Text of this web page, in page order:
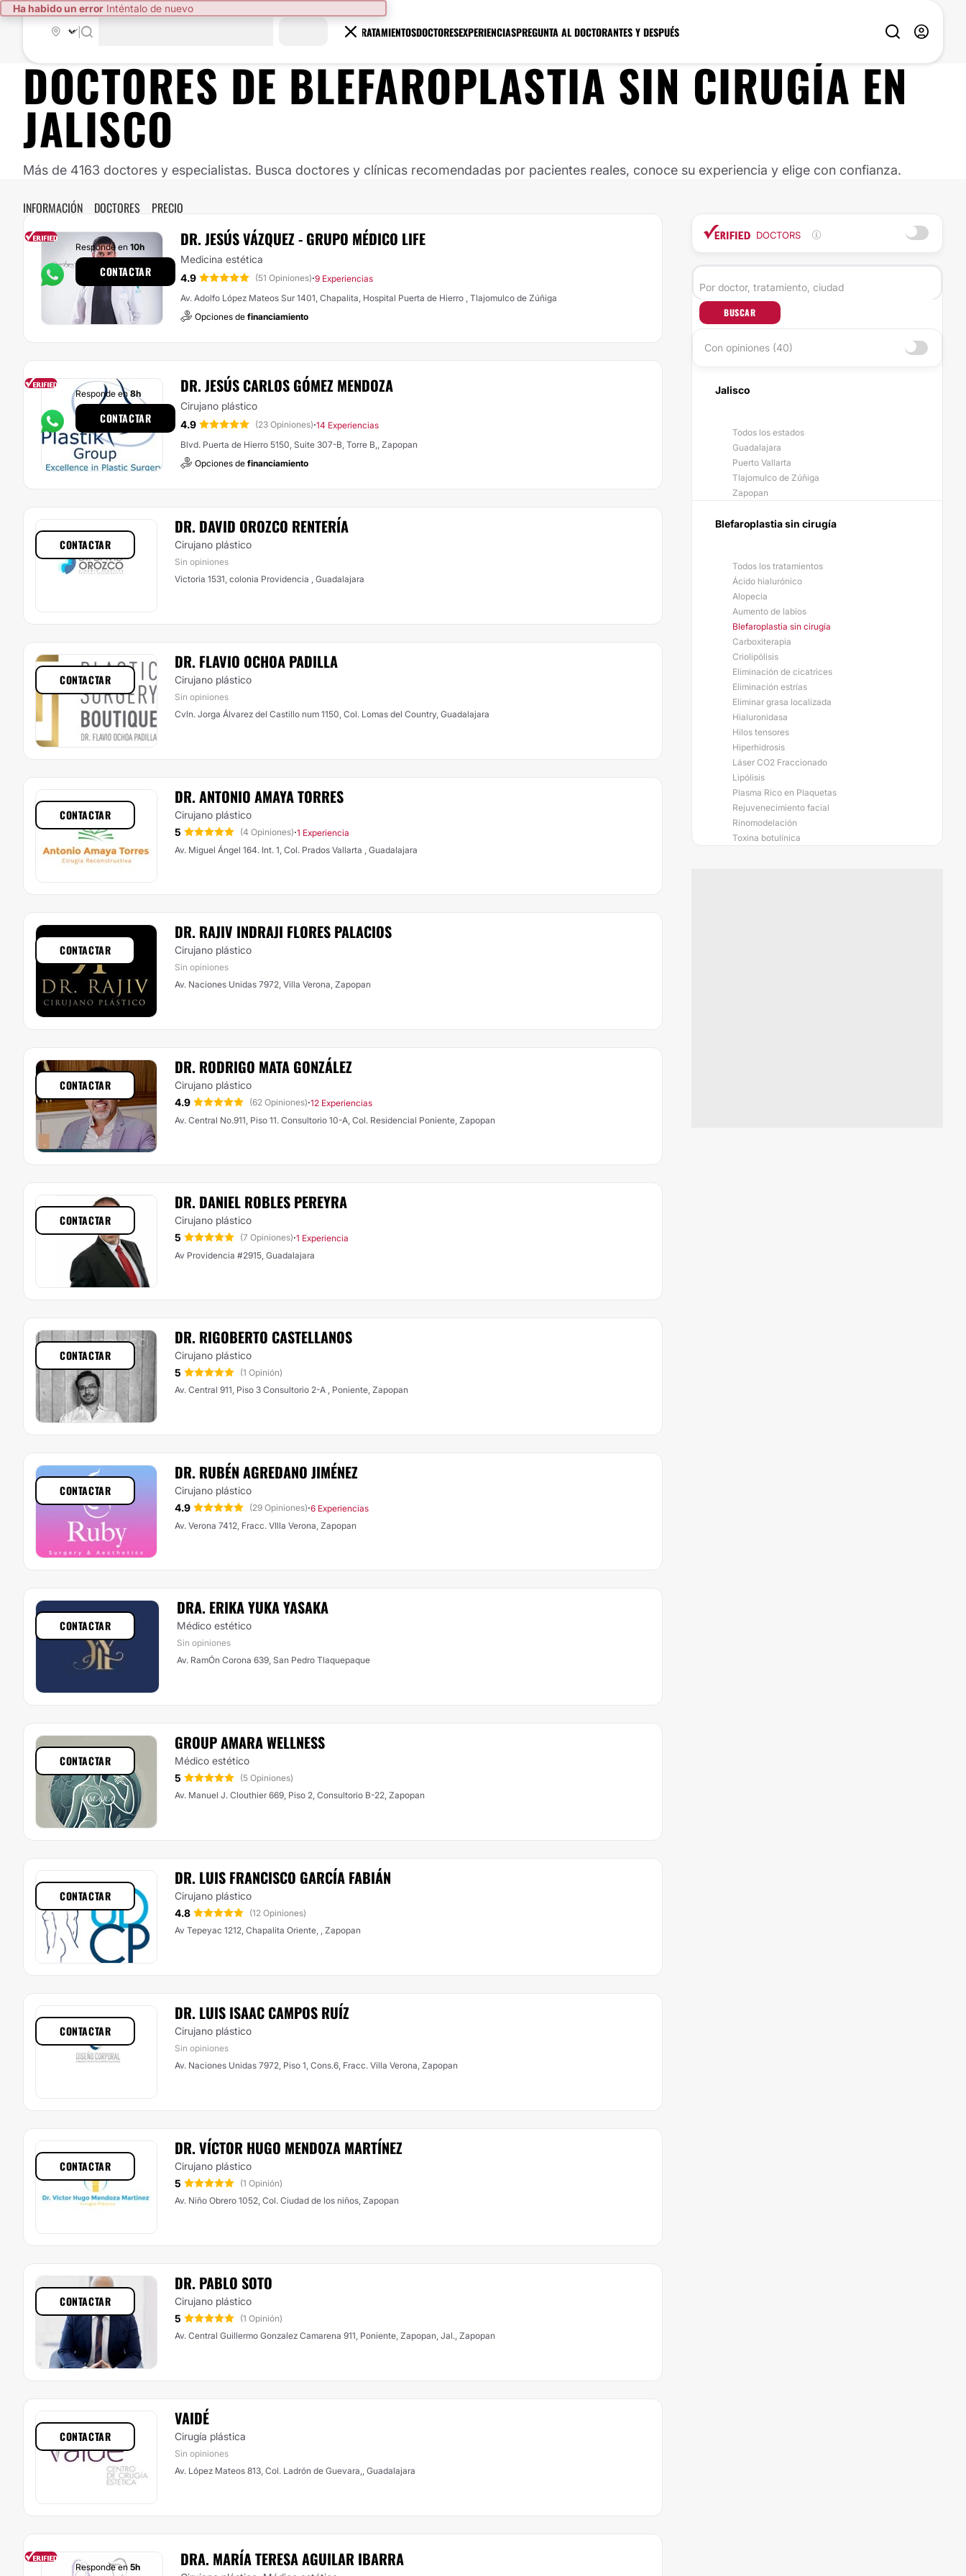
Ha habido un error Inténtalo de nuevo
TRATAMIENTOSDOCTORESEXPERIENCIASPREGUNTA AL DOCTORANTES Y DESPUÉS
DOCTORES DEBLEFAROPLASTIA SIN CIRUGÍAEN
JALISCO
Más de 4163 doctores y especialistas. Busca doctores y clínicas recomendadas por pacientes reales, conoce su experiencia y elige con confianza.
INFORMACIÓN DOCTORES PRECIO
DR. JESÚS VÁZQUEZ - GRUPO MÉDICO LIFE
Medicina estética
4.9
(51 Opiniones)·9 Experiencias
Av. Adolfo López Mateos Sur 1401, Chapalita, Hospital Puerta de Hierro , Tlajomulco de Zúñiga
Opciones de financiamiento
Responde en 10h
CONTACTAR
DR. JESÚS CARLOS GÓMEZ MENDOZA
Cirujano plástico
4.9
(23 Opiniones)·14 Experiencias
Blvd. Puerta de Hierro 5150, Suite 307-B, Torre B,, Zapopan
Opciones de financiamiento
Responde en8h
CONTACTAR
DR. DAVID OROZCO RENTERÍA
Cirujano plástico
Sin opiniones
Victoria 1531, colonia Providencia , Guadalajara
CONTACTAR
DR. FLAVIO OCHOA PADILLA
Cirujano plástico
Sin opiniones
Cvln. Jorga Álvarez del Castillo num 1150, Col. Lomas del Country, Guadalajara
CONTACTAR
DR. ANTONIO AMAYA TORRES
Cirujano plástico
5
(4 Opiniones)·1 Experiencia
Av. Miguel Ángel 164. Int. 1, Col. Prados Vallarta , Guadalajara
CONTACTAR
DR. RAJIV INDRAJI FLORES PALACIOS
Cirujano plástico
Sin opiniones
Av. Naciones Unidas 7972, Villa Verona, Zapopan
CONTACTAR
DR. RODRIGO MATA GONZÁLEZ
Cirujano plástico
4.9
(62 Opiniones)·12 Experiencias
Av. Central No.911, Piso 11. Consultorio 10-A, Col. Residencial Poniente, Zapopan
CONTACTAR
DR. DANIEL ROBLES PEREYRA
Cirujano plástico
5
(7 Opiniones)·1 Experiencia
Av Providencia #2915, Guadalajara
CONTACTAR
DR. RIGOBERTO CASTELLANOS
Cirujano plástico
5
(1 Opinión)
Av. Central 911, Piso 3 Consultorio 2-A , Poniente, Zapopan
CONTACTAR
DR. RUBÉN AGREDANO JIMÉNEZ
Cirujano plástico
4.9
(29 Opiniones)·6 Experiencias
Av. Verona 7412, Fracc. VIlla Verona, Zapopan
CONTACTAR
DRA. ERIKA YUKA YASAKA
Médico estético
Sin opiniones
Av. RamÓn Corona 639, San Pedro Tlaquepaque
CONTACTAR
GROUP AMARA WELLNESS
Médico estético
5
(5 Opiniones)
Av. Manuel J. Clouthier 669, Piso 2, Consultorio B-22, Zapopan
CONTACTAR
DR. LUIS FRANCISCO GARCÍA FABIÁN
Cirujano plástico
4.8
(12 Opiniones)
Av Tepeyac 1212, Chapalita Oriente, , Zapopan
CONTACTAR
DR. LUIS ISAAC CAMPOS RUÍZ
Cirujano plástico
Sin opiniones
Av. Naciones Unidas 7972, Piso 1, Cons.6, Fracc. Villa Verona, Zapopan
CONTACTAR
DR. VÍCTOR HUGO MENDOZA MARTÍNEZ
Cirujano plástico
5
(1 Opinión)
Av. Niño Obrero 1052, Col. Ciudad de los niños, Zapopan
CONTACTAR
DR. PABLO SOTO
Cirujano plástico
5
(1 Opinión)
Av. Central Guillermo Gonzalez Camarena 911, Poniente, Zapopan, Jal., Zapopan
CONTACTAR
VAIDÉ
Cirugía plástica
Sin opiniones
Av. López Mateos 813, Col. Ladrón de Guevara,, Guadalajara
CONTACTAR
DRA. MARÍA TERESA AGUILAR IBARRA
Responde en 5h
DOCTORS
BUSCAR
Con opiniones (40)
Jalisco
Todos los estados
Guadalajara
Puerto Vallarta
Tlajomulco de Zúñiga
Zapopan
Blefaroplastia sin cirugía
Todos los tratamientos
Ácido hialurónico
Alopecia
Aumento de labios
Blefaroplastia sin cirugía
Carboxiterapia
Criolipólisis
Eliminación de cicatrices
Eliminación estrías
Eliminar grasa localizada
Hialuronidasa
Hilos tensores
Hiperhidrosis
Láser CO2 Fraccionado
Lipólisis
Plasma Rico en Plaquetas
Rejuvenecimiento facial
Rinomodelación
Toxina botulínica